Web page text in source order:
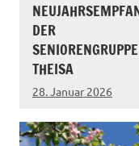
DER
SENIORENGRUPPE
THEISA
28. Januar 2026